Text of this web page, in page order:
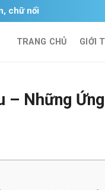
chữ nổi
TRANG CHỦ GIỚI
– Những